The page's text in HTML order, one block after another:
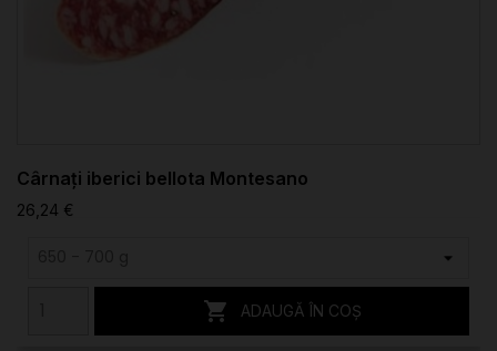
Cârnați iberici bellota Montesano
26,24 €
 ADAUGĂ ÎN COȘ